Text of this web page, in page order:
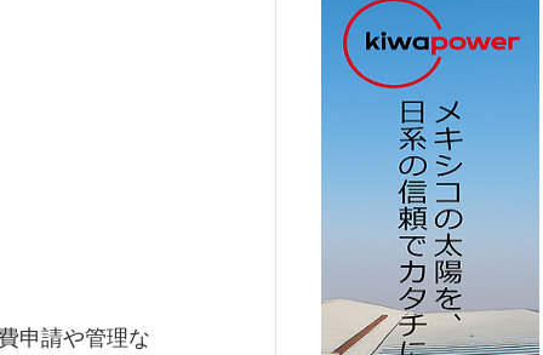
申請や管理な